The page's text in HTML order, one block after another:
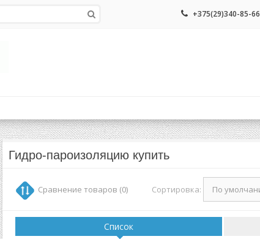
+375(29)340-85-66
Гидро-пароизоляцию купить
Сравнение товаров (0) Сортировка:
Список